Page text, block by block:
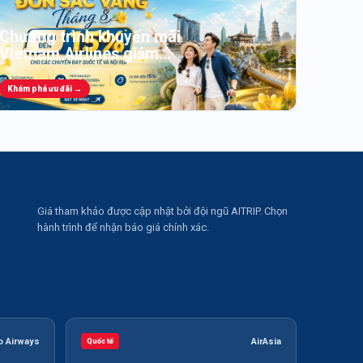
Chương trình khuyến mãi
Vietnam Airlines giảm
15%
Khám phá ưu đãi →
Giá tham khảo được cập nhật bởi đội ngũ AITRIP. Chọn
hành trình để nhận báo giá chính xác.
Airways Quốc tế AirAsia